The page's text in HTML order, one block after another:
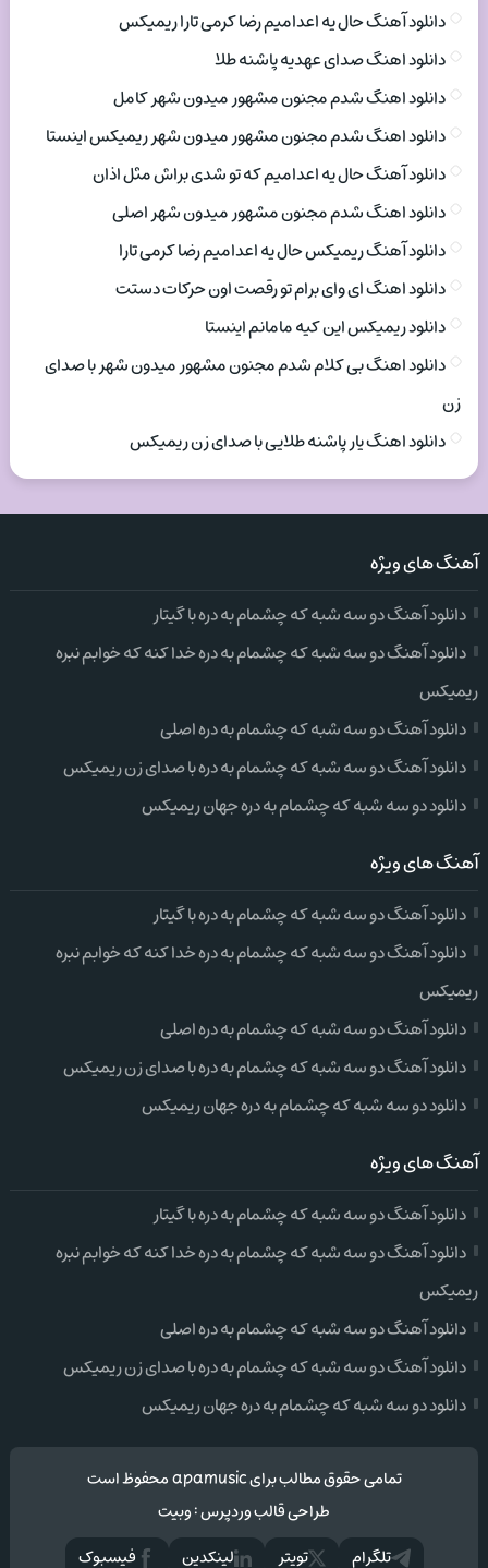
دانلود آهنگ حال یه اعدامیم رضا کرمی تارا ریمیکس
دانلود اهنگ صدای عهدیه پاشنه طلا
دانلود اهنگ شدم مجنون مشهور میدون شهر کامل
دانلود اهنگ شدم مجنون مشهور میدون شهر ریمیکس اینستا
دانلود آهنگ حال یه اعدامیم که تو شدی براش مثل اذان
دانلود اهنگ شدم مجنون مشهور میدون شهر اصلی
دانلود آهنگ ریمیکس حال یه اعدامیم رضا کرمی تارا
دانلود اهنگ ای وای برام تو رقصت اون حرکات دستت
دانلود ریمیکس این کیه مامانم اینستا
دانلود اهنگ بی کلام شدم مجنون مشهور میدون شهر با صدای
زن
دانلود اهنگ یار پاشنه طلایی با صدای زن ریمیکس
آهنگ های ویژه
دانلود آهنگ دو سه شبه که چشمام به دره با گیتار
دانلود آهنگ دو سه شبه که چشمام به دره خدا کنه که خوابم نبره
ریمیکس
دانلود آهنگ دو سه شبه که چشمام به دره اصلی
دانلود آهنگ دو سه شبه که چشمام به دره با صدای زن ریمیکس
دانلود دو سه شبه که چشمام به دره جهان ریمیکس
آهنگ های ویژه
دانلود آهنگ دو سه شبه که چشمام به دره با گیتار
دانلود آهنگ دو سه شبه که چشمام به دره خدا کنه که خوابم نبره
ریمیکس
دانلود آهنگ دو سه شبه که چشمام به دره اصلی
دانلود آهنگ دو سه شبه که چشمام به دره با صدای زن ریمیکس
دانلود دو سه شبه که چشمام به دره جهان ریمیکس
آهنگ های ویژه
دانلود آهنگ دو سه شبه که چشمام به دره با گیتار
دانلود آهنگ دو سه شبه که چشمام به دره خدا کنه که خوابم نبره
ریمیکس
دانلود آهنگ دو سه شبه که چشمام به دره اصلی
دانلود آهنگ دو سه شبه که چشمام به دره با صدای زن ریمیکس
دانلود دو سه شبه که چشمام به دره جهان ریمیکس
تمامی حقوق مطالب برای apamusic محفوظ است
طراحی قالب وردپرس:وبیت
فيسبوک
لینکدین تويتر تلگرام